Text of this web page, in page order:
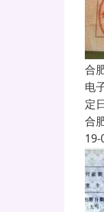
合
电
定
合
19-